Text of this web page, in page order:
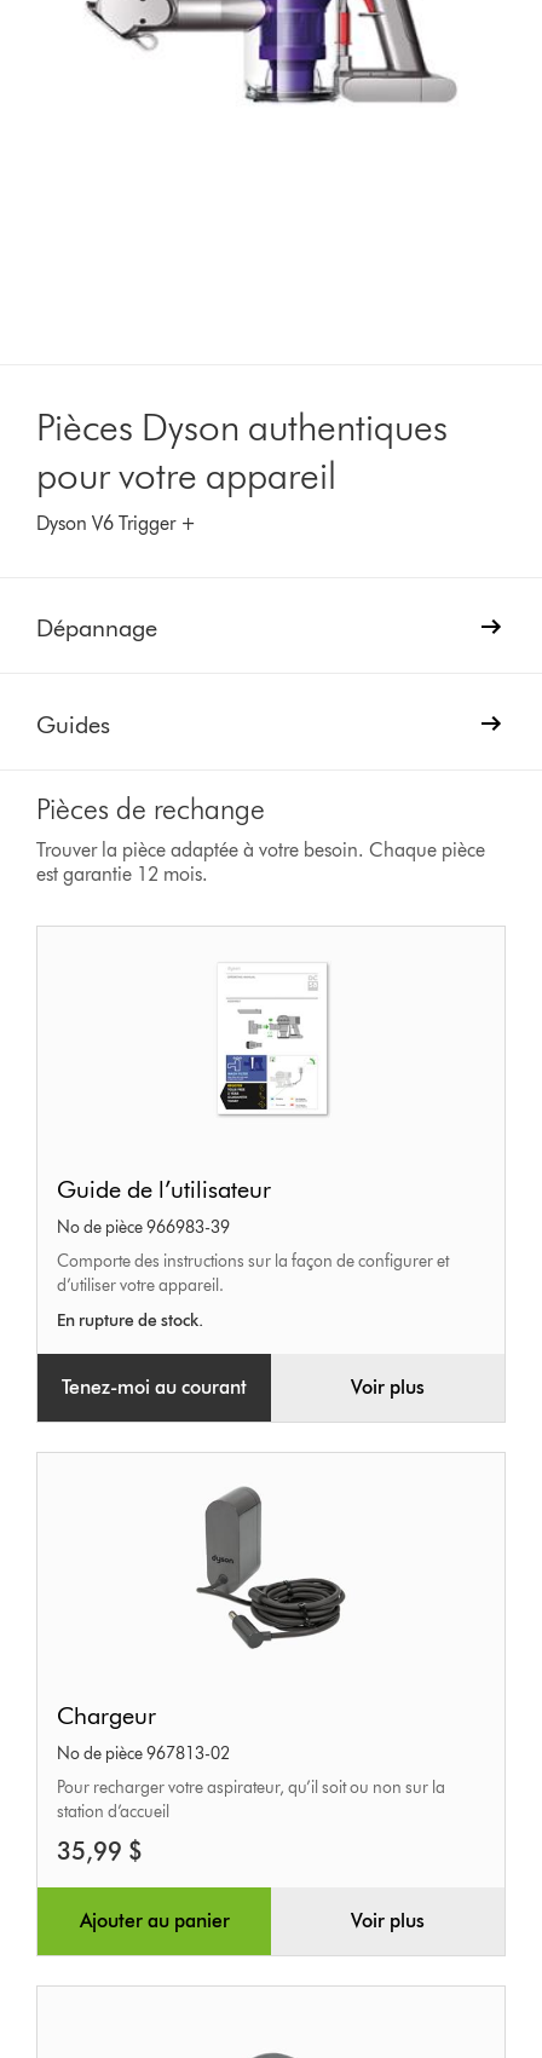
Pièces Dyson authentiques
pour votre appareil
Dyson V6 Trigger +
Dépannage
Guides
Pièces de rechange
Trouver la pièce adaptée à votre besoin. Chaque pièce
est garantie 12 mois.
de
l’utilisateur
Guide de l’utilisateur
No de pièce 966983-39
Comporte des instructions sur la façon de configurer et
d’utiliser votre appareil.
En rupture de stock.
Tenez-moi au courant Voir plus
Chargeur
No de pièce 967813-02
Pour recharger votre aspirateur, qu’il soit ou non sur la
station d’accueil
35,99 $
Ajouter au panier Voir plus